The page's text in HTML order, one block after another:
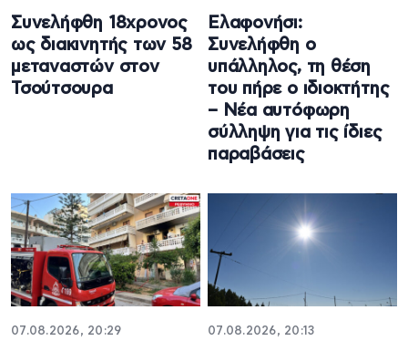
Συνελήφθη 18χρονος
ως διακινητής των 58
μεταναστών στον
Τσούτσουρα
Ελαφονήσι:
Συνελήφθη ο
υπάλληλος, τη θέση
του πήρε ο ιδιοκτήτης
– Νέα αυτόφωρη
σύλληψη για τις ίδιες
παραβάσεις
07.08.2026, 20:29 07.08.2026, 20:13